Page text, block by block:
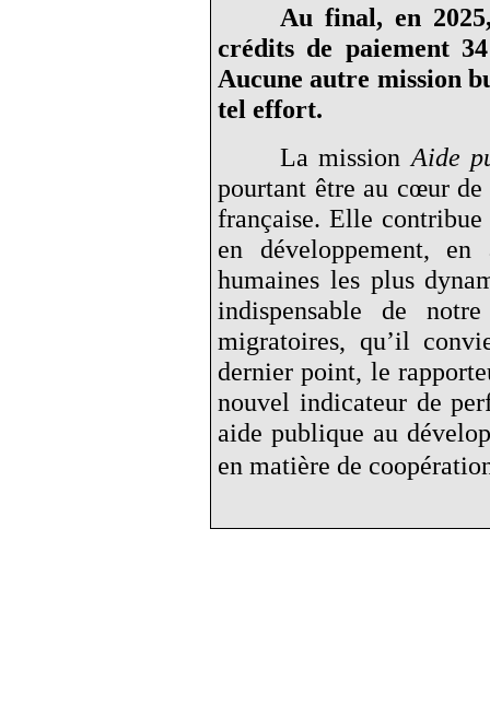
Au final, en
crédits de paiement 34
Aucune autre mission
tel effort.
La mission Aide
pourtant être au cœur
française. Elle
en développement,
humaines les plus
indispensable de
migratoires, qu’il
dernier point, le
nouvel indicateur de
aide publique au
en matière de